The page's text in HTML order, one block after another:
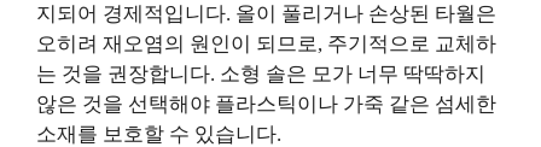
지되어 경제적입니다. 올이 풀리거나 손상된 타월은
오히려 재오염의 원인이 되므로, 주기적으로 교체하
는 것을 권장합니다. 소형 솔은 모가 너무 딱딱하지
않은 것을 선택해야 플라스틱이나 가죽 같은 섬세한
소재를 보호할 수 있습니다.